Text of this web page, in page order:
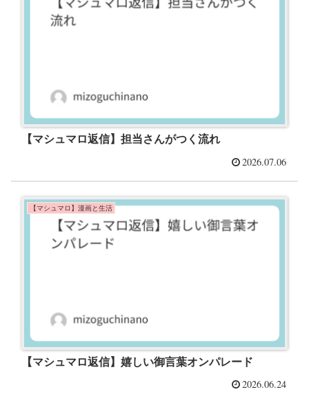
【マシュマロ返信】担当さんがつく流れ
2026.07.06
【マシュマロ】漫画と生活
【マシュマロ返信】嬉しい御言葉オンパレード
2026.06.24